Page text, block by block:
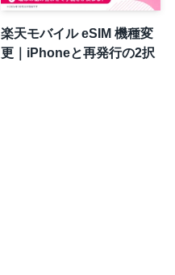
楽天モバイル eSIM 機種変
更｜iPhoneと再発行の2択